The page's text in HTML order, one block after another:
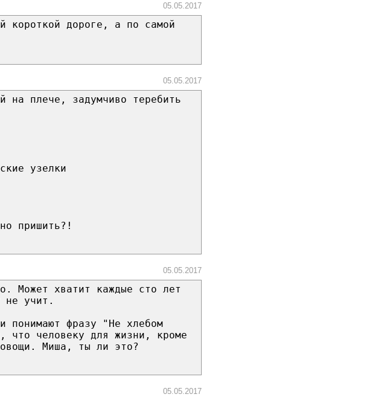
05.05.2017
короткой дороге, а по самой
05.05.2017
на плече, задумчиво теребить
узелки
пришить?!
05.05.2017
Может хватит каждые сто лет
не учит.
понимают фразу "Не хлебом
что человеку для жизни, кроме
Миша, ты ли это?
05.05.2017